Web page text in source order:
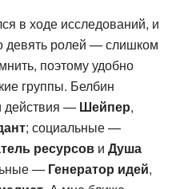
в ходе исследований, и
девять ролей — слишком
поэтому удобно
группы. Белбин
действия — Шейпер,
; социальные —
ресурсов и Душа
— Генератор идей,